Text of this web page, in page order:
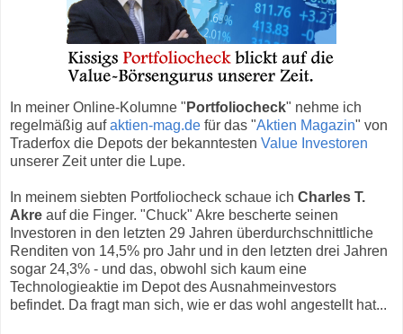
In meiner Online-Kolumne " Portfoliocheck" nehme ich
regelmäßig aufaktien-mag.de für das "Aktien Magazin" von
Traderfox die Depots der bekanntesten Value Investoren
unserer Zeit unter die Lupe.
In meinem siebten Portfoliocheck schaue ich Charles T.
Akre auf die Finger. "Chuck" Akre bescherte seinen
Investoren in den letzten 29 Jahren überdurchschnittliche
Renditen von 14,5% pro Jahr und in den letzten drei Jahren
sogar 24,3% - und das, obwohl sich kaum eine
Technologieaktie im Depot des Ausnahmeinvestors
befindet. Da fragt man sich, wie er das wohl angestellt hat...